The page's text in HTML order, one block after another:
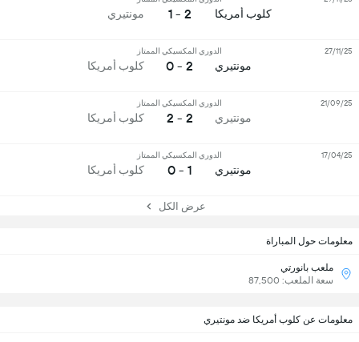
معلومات حول المباراة
ملعب بانورتي
سعة الملعب: 87,500
كلوب أمريكا 2 - 1 مونتيري
مونتيري
الدوري المكسيكي الممتاز
2 - 0 كلوب أمريكا
27/11/25
مونتيري
الدوري المكسيكي الممتاز
2 - 2 كلوب أمريكا
21/09/25
مونتيري
الدوري المكسيكي الممتاز
1 - 0 كلوب أمريكا
17/04/25
عرض الكل
معلومات عن كلوب أمريكا ضد مونتيري